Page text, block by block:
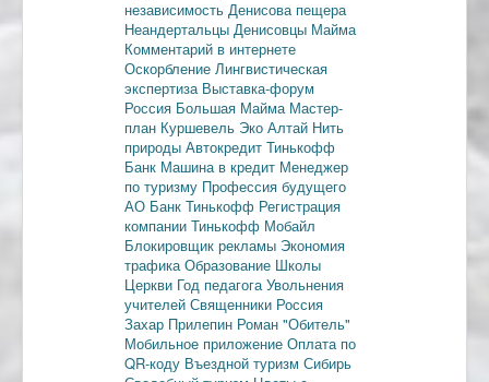
независимость Денисова пещера
Неандертальцы Денисовцы Майма
Комментарий в интернете
Оскорбление Лингвистическая
экспертиза Выставка-форум
Россия Большая Майма Мастер-
план Куршевель Эко Алтай Нить
природы Автокредит Тинькофф
Банк Машина в кредит Менеджер
по туризму Профессия будущего
АО Банк Тинькофф Регистрация
компании Тинькофф Мобайл
Блокировщик рекламы Экономия
трафикаОбразование Школы
Церкви Год педагогаУвольнения
учителей Священники Россия
Захар Прилепин Роман "Обитель"
Мобильное приложение Оплата по
QR-коду Въездной туризм Сибирь